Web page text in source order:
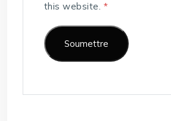
this website. *